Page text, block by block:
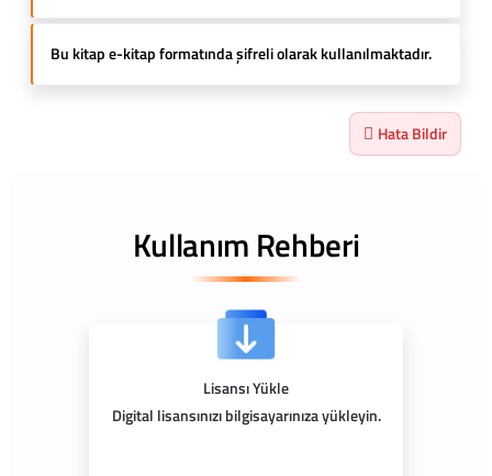
Bu kitap e-kitap formatında şifreli olarak kullanılmaktadır.
Hata Bildir
Kullanım Rehberi
Lisansı Yükle
Digital lisansınızı bilgisayarınıza yükleyin.